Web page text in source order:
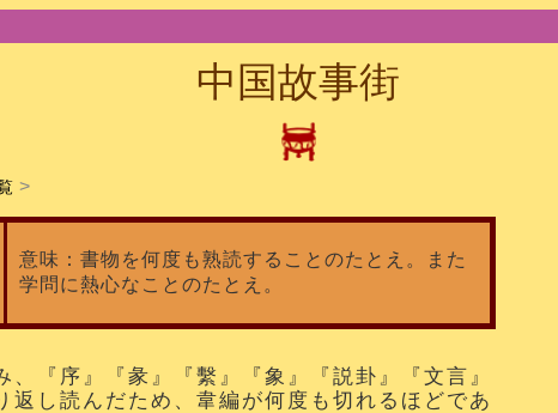
中国故事街
意味：書物を何度も熟読することのたとえ。また
学問に熱心なことのたとえ。
、『序』『彖』『繫』『象』『説卦』『文言』
返し読んだため、韋編が何度も切れるほどであ